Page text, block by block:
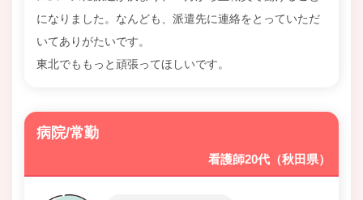
になりました。なんども、派遣先に連絡をとっていただ
いてありがたいです。
東北でももっと頑張ってほしいです。
病院/常勤
看護師20代（秋田県）